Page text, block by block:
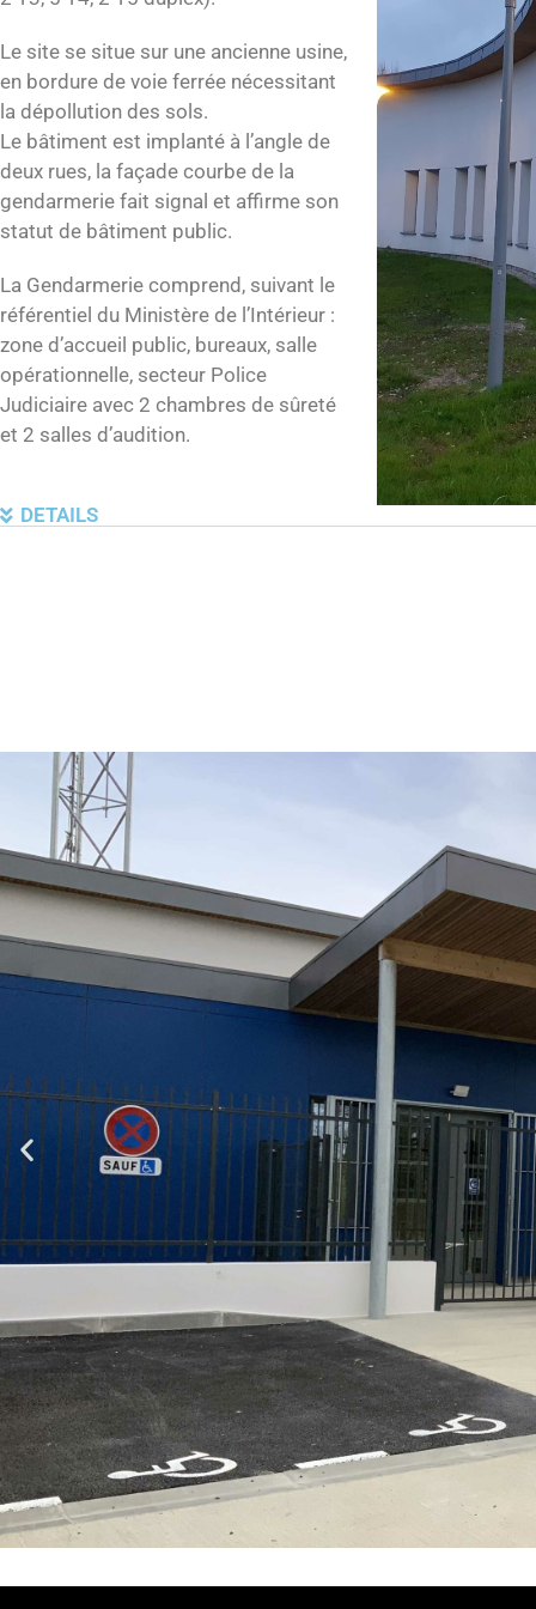
Le site se situe sur une ancienne usine,
en bordure de voie ferrée nécessitant
la dépollution des sols.
Le bâtiment est implanté à l’angle de
deux rues, la façade courbe de la
gendarmerie fait signal et affirme son
statut de bâtiment public.
La Gendarmerie comprend, suivant le
référentiel du Ministère de l’Intérieur :
zone d’accueil public, bureaux, salle
opérationnelle, secteur Police
Judiciaire avec 2 chambres de sûreté
et 2 salles d’audition.
DETAILS